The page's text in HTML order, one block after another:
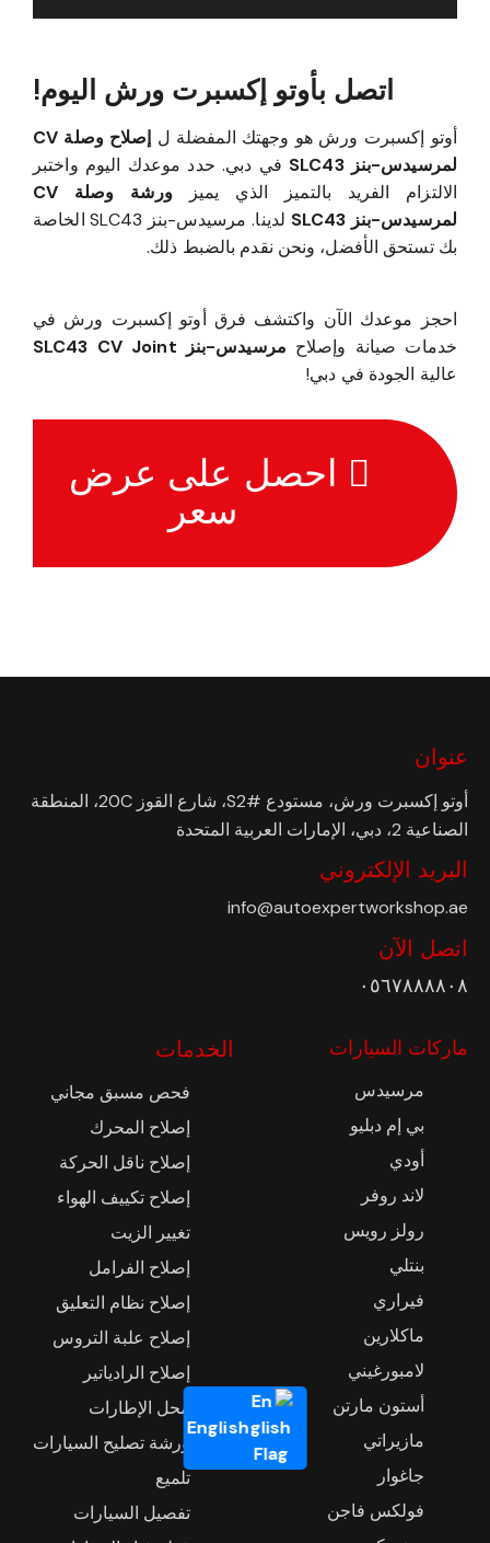
English
اتصل بأوتو إكسبرت ورش اليوم!
أوتو إكسبرت ورش هو وجهتك المفضلة ل
إصلاح وصلة CV
لمرسيدس-بنز SLC43
في دبي. حدد موعدك اليوم واختبر
الالتزام الفريد بالتميز الذي يميز
ورشة وصلة CV
لمرسيدس-بنز SLC43
لدينا. مرسيدس-بنز SLC43 الخاصة
بك تستحق الأفضل، ونحن نقدم بالضبط ذلك.
احجز موعدك الآن واكتشف فرق أوتو إكسبرت ورش في
خدمات صيانة وإصلاح مرسيدس-بنز SLC43 CV Joint
عالية الجودة في دبي!
احصل على عرض
سعر
عنوان
أوتو إكسبرت ورش، مستودع #S2، شارع القوز 20C، المنطقة
الصناعية 2، دبي، الإمارات العربية المتحدة
البريد الإلكتروني
info@autoexpertworkshop.ae
اتصل الآن
٠٥٦٧٨٨٨٨٠٨
ماركات السيارات
مرسيدس
بي إم دبليو
أودي
لاند روفر
رولز رويس
بنتلي
فيراري
ماكلارين
لامبورغيني
أستون مارتن
مازيراتي
جاغوار
فولكس فاجن
الخدمات
فحص مسبق مجاني
إصلاح المحرك
إصلاح ناقل الحركة
إصلاح تكييف الهواء
تغيير الزيت
إصلاح الفرامل
إصلاح نظام التعليق
إصلاح علبة التروس
إصلاح الرادياتير
محل الإطارات
ورشة تصليح السيارات
تلميع
تفصيل السيارات